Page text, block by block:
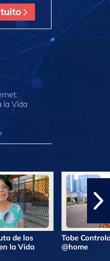
la Vida
de los
la Vida
Tobe
@home